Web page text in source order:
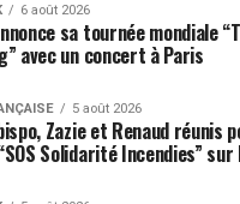
6 août 2026
sa tournée mondiale
avec un concert à Paris
5 août 2026
Zazie et Renaud réunis
Solidarité Incendies” sur